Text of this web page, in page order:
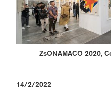
ZsONAMACO 2020,
14/2/2022